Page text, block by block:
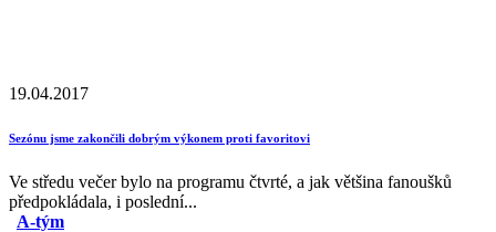
19.04.2017
Sezónu jsme zakončili dobrým výkonem proti favoritovi
Ve středu večer bylo na programu čtvrté, a jak většina fanoušků
předpokládala, i poslední...
A-tým